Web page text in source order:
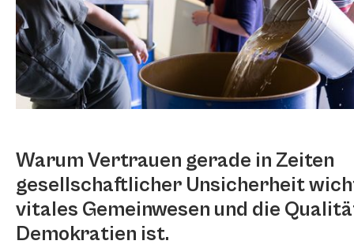
Warum Vertrauen gerade in Zeiten
gesellschaftlicher Unsicherheit
vitales Gemeinwesen und die
Demokratien ist.